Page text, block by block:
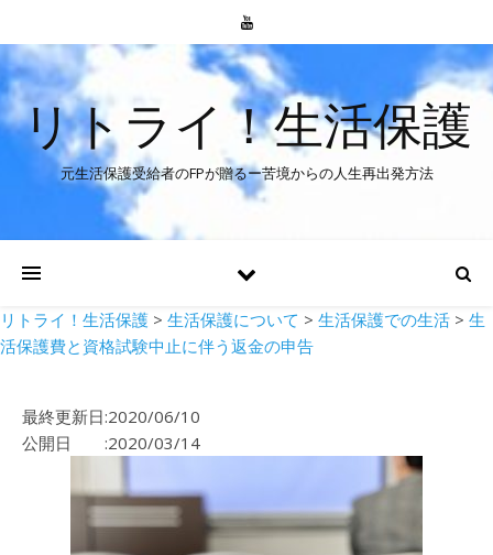
リトライ！生活保護
元生活保護受給者のFPが贈るー苦境からの人生再出発方法
リトライ！生活保護 > 生活保護について > 生活保護での生活 > 生
活保護費と資格試験中止に伴う返金の申告
最終更新日:2020/06/10
公開日 :2020/03/14